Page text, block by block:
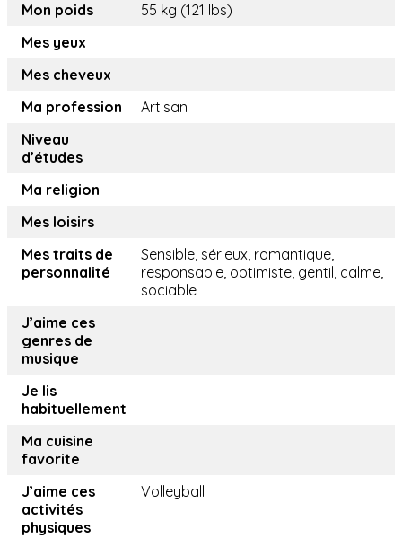
Mon poids
55 kg (121 lbs)
Mes yeux
Mes cheveux
Ma profession
Artisan
Niveau
d’études
Ma religion
Mes loisirs
Mes traits de
personnalité
Sensible, sérieux, romantique,
responsable, optimiste, gentil, calme,
sociable
J’aime ces
genres de
musique
Je lis
habituellement
Ma cuisine
favorite
J’aime ces
activités
physiques
Volleyball